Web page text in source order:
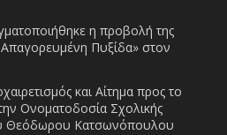
η προβολή της
Απαγορευμένη Πυξίδα» στον
και Αίτημα προς το
Ονοματοδοσία Σχολικής
Θεόδωρου Κατσωνόπουλου